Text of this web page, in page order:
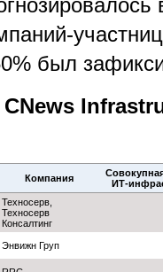
был
CNews
Компания
ИТ-
Техносерв,
Техносерв
Консалтинг
Энвижн Груп